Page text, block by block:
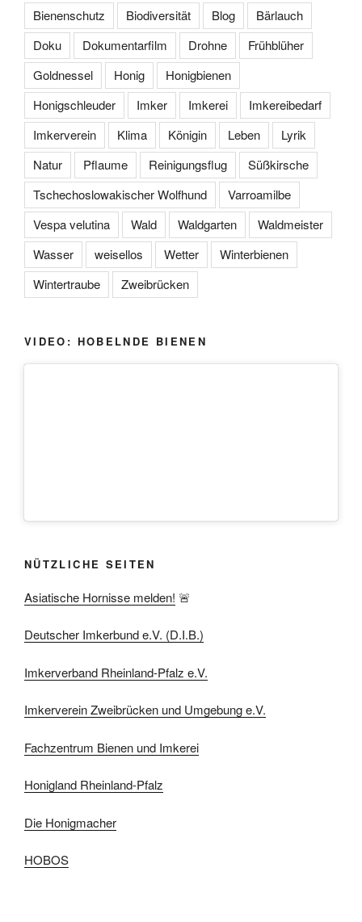
Bienenschutz
Biodiversität Blog
Bärlauch
Doku
Dokumentarfilm Drohne
Frühblüher
Goldnessel
Honig
Honigbienen
Honigschleuder
Imker Imkerei
Imkereibedarf
Imkerverein
Klima Königin Leben
Lyrik
Natur
Pflaume Reinigungsflug
Süßkirsche
Tschechoslowakischer Wolfhund
Varroamilbe
Vespa velutina
Wald Waldgarten
Waldmeister
Wasser
weisellos Wetter
Winterbienen
Wintertraube
Zweibrücken
VIDEO: HOBELNDE BIENEN
NÜTZLICHE SEITEN
Asiatische Hornisse melden! 🚨
Deutscher Imkerbund e.V. (D.I.B.)
Imkerverband Rheinland-Pfalz e.V.
Imkerverein Zweibrücken und Umgebung e.V.
Fachzentrum Bienen und Imkerei
Honigland Rheinland-Pfalz
Die Honigmacher
HOBOS